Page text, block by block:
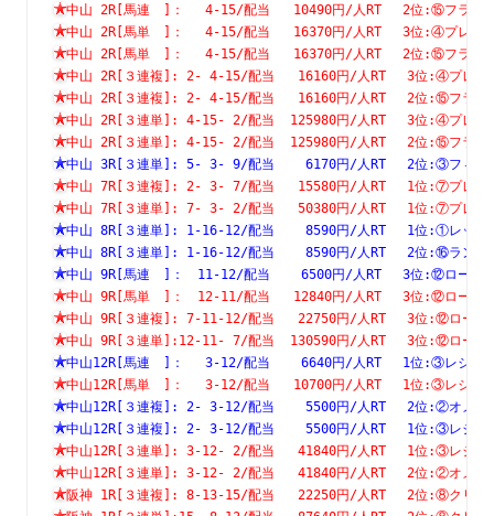
中山 2R[馬連　]：　 4-15/配当   10490円/人RT
中山 2R[馬単　]：　 4-15/配当   16370円/人RT　
中山 2R[馬単　]：　 4-15/配当   16370円/人RT
中山 2R[３連複]: 2- 4-15/配当   16160円/人RT　
中山 2R[３連複]: 2- 4-15/配当   16160円/人RT
中山 2R[３連単]: 4-15- 2/配当  125980円/人RT　
中山 2R[３連単]: 4-15- 2/配当  125980円/人RT
中山 3R[３連単]: 5- 3- 9/配当    6170円/人RT　
中山 7R[３連複]: 2- 3- 7/配当   15580円/人RT　 1位:⑦プレシャ
中山 7R[３連単]: 7- 3- 2/配当   50380円/人RT　 1位:⑦プレシャ
中山 8R[３連単]: 1-16-12/配当    8590円/人RT
中山 8R[３連単]: 1-16-12/配当    8590円/人
中山 9R[馬連　]：　11-12/配当    6500円/人RT　 3位:⑫ロードゴ
中山 9R[馬単　]：　12-11/配当   12840円/人RT　 3位:⑫ロードゴ
中山 9R[３連複]: 7-11-12/配当   22750円/人RT　 3位:⑫ロードゴ
中山 9R[３連単]:12-11- 7/配当  130590円/人RT　 3位:⑫ロードゴ
中山12R[馬連　]：　 3-12/配当    6640円/人RT　 1位:③レジーナ
中山12R[馬単　]：　 3-12/配当   10700円/人RT　 1位:③レジーナ
中山12R[３連複]: 2- 3-12/配当    5500円/人RT　 2位:②オメガラ
中山12R[３連複]: 2- 3-12/配当    5500円/人RT　 1位:③レジーナ
中山12R[３連単]: 3-12- 2/配当   41840円/人RT　 1位:③レジーナ
中山12R[３連単]: 3-12- 2/配当   41840円/人RT　 2位:②オメガラ
阪神 1R[３連複]: 8-13-15/配当   22250円/人RT　 2位